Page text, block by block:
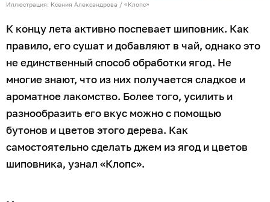
Иллюстрация: Ксения Александрова / «Клопс»
К концу лета активно поспевает шиповник. Как
правило, его сушат и добавляют в чай, однако это
не единственный способ обработки ягод. Не
многие знают, что из них получается сладкое и
ароматное лакомство. Более того, усилить и
разнообразить его вкус можно с помощью
бутонов и цветов этого дерева. Как
самостоятельно сделать джем из ягод и цветов
шиповника, узнал «Клопс».